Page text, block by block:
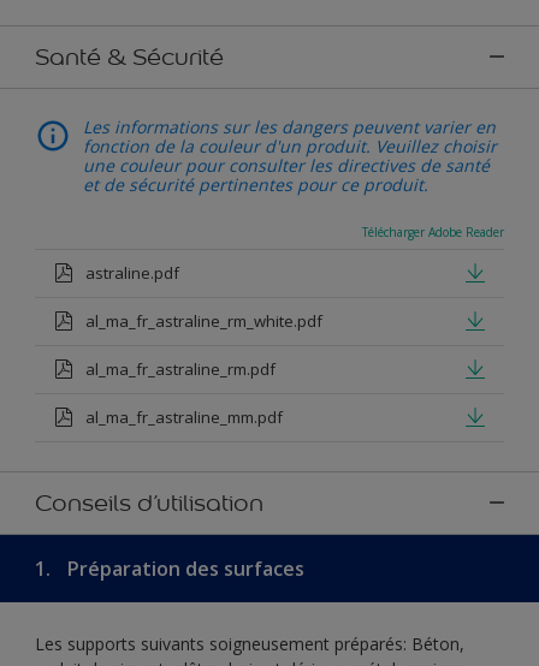
Santé & Sécurité
Les informations sur les dangers peuvent varier en
fonction de la couleur d'un produit. Veuillez choisir
une couleur pour consulter les directives de santé
et de sécurité pertinentes pour ce produit.
Télécharger Adobe Reader
astraline.pdf
al_ma_fr_astraline_rm_white.pdf
al_ma_fr_astraline_rm.pdf
al_ma_fr_astraline_mm.pdf
Conseils d’utilisation
1. Préparation des surfaces
Les supports suivants soigneusement préparés: Béton,